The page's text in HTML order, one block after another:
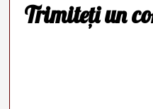
Trimiteți un